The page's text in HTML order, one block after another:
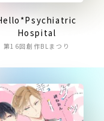
Hospital
第16回創作BLまつり